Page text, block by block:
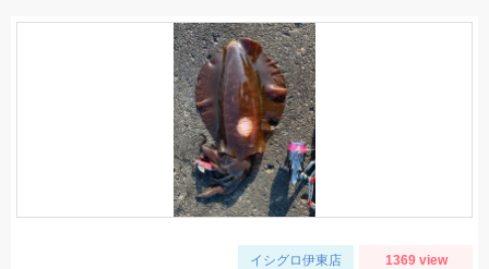
イシグロ伊東店 1369 view